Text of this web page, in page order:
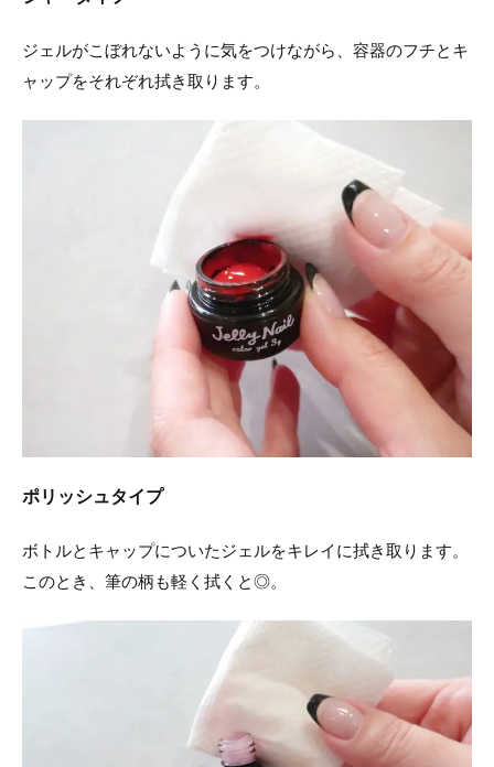
ジェルがこぼれないように気をつけながら、容器のフチとキ
ャップをそれぞれ拭き取ります。
ポリッシュタイプ
ボトルとキャップについたジェルをキレイに拭き取ります。
このとき、筆の柄も軽く拭くと◎。